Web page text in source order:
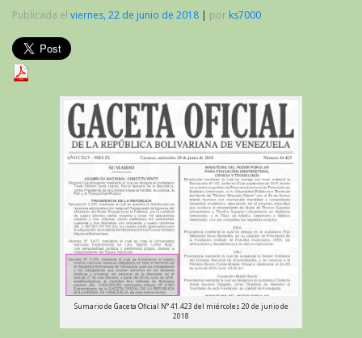
Publicada el viernes, 22 de junio de 2018 | por ks7000
Sumario de Gaceta Oficial N° 41.423 del miércoles 20 de junio de
2018